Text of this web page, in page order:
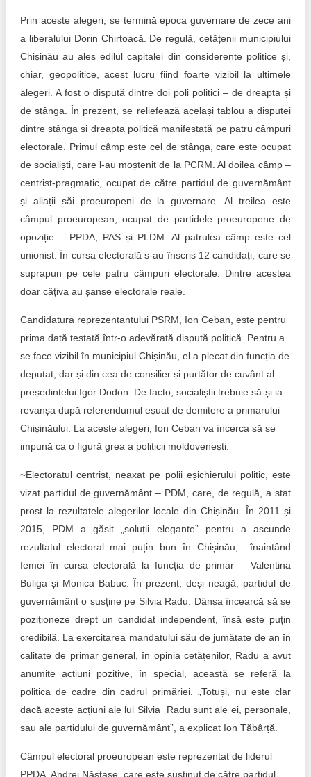
Prin aceste alegeri, se termină epoca guvernare de zece ani
a liberalului Dorin Chirtoacă. De regulă, cetățenii municipiului
Chișinău au ales edilul capitalei din considerente politice și,
chiar, geopolitice, acest lucru fiind foarte vizibil la ultimele
alegeri. A fost o dispută dintre doi poli politici – de dreapta și
de stânga. În prezent, se reliefează același tablou a disputei
dintre stânga și dreapta politică manifestată pe patru câmpuri
electorale. Primul câmp este cel de stânga, care este ocupat
de socialiști, care l-au moștenit de la PCRM. Al doilea câmp –
centrist-pragmatic, ocupat de către partidul de guvernământ
și aliații săi proeuropeni de la guvernare. Al treilea este
câmpul proeuropean, ocupat de partidele proeuropene de
opoziție – PPDA, PAS și PLDM. Al patrulea câmp este cel
unionist. În cursa electorală s-au înscris 12 candidați, care se
suprapun pe cele patru câmpuri electorale. Dintre acestea
doar câțiva au șanse electorale reale.
Candidatura reprezentantului PSRM, Ion Ceban, este pentru
prima dată testată într-o adevărată dispută politică. Pentru a
se face vizibil în municipiul Chișinău, el a plecat din funcția de
deputat, dar și din cea de consilier și purtător de cuvânt al
președintelui Igor Dodon. De facto, socialiștii trebuie să-și ia
revanșa după referendumul eșuat de demitere a primarului
Chișinăului. La aceste alegeri, Ion Ceban va încerca să se
impună ca o figură grea a politicii moldovenești.
~Electoratul centrist, neaxat pe polii eșichierului politic, este
vizat partidul de guvernământ – PDM, care, de regulă, a stat
prost la rezultatele alegerilor locale din Chișinău. În 2011 și
2015, PDM a găsit „soluții elegante” pentru a ascunde
rezultatul electoral mai puțin bun în Chișinău, înaintând
femei în cursa electorală la funcția de primar – Valentina
Buliga și Monica Babuc. În prezent, deși neagă, partidul de
guvernământ o susține pe Silvia Radu. Dânsa încearcă să se
poziționeze drept un candidat independent, însă este puțin
credibilă. La exercitarea mandatului său de jumătate de an în
calitate de primar general, în opinia cetățenilor, Radu a avut
anumite acțiuni pozitive, în special, această se referă la
politica de cadre din cadrul primăriei. „Totuși, nu este clar
dacă aceste acțiuni ale lui Silvia Radu sunt ale ei, personale,
sau ale partidului de guvernământ”, a explicat Ion Tăbârță.
Câmpul electoral proeuropean este reprezentat de liderul
PPDA, Andrei Năstase, care este susținut de către partidul